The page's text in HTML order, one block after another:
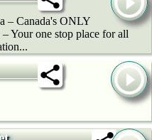
– Canada's ONLY
Your one stop place for all